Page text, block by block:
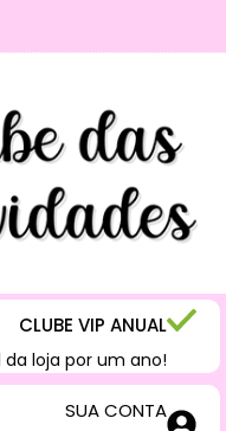
CLUBE VIP ANUAL
loja por um ano!
SUA CONTA